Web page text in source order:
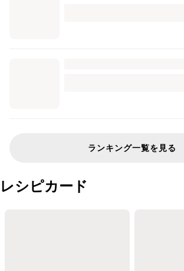
ランキング一覧を見る
レシピカード